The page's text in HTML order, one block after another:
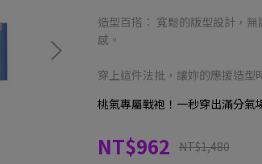
造型百搭： 寬鬆的版型設計，
感。
穿上這件法批，讓妳的應援造
桃氣專屬戰袍！一秒穿出滿分氣
NT$962 NT$1,480